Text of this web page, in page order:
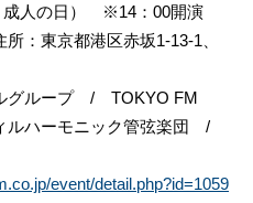
成人の日） ※14：00開演
：東京都港区赤坂1-13-1、
ルグループ / TOKYO FM
ルハーモニック管弦楽団 /
event/detail.php?id=1059